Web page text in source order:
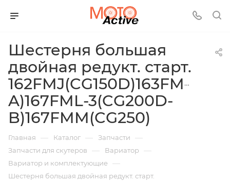
Шестерня большая
двойная редукт. старт.
A)167FML-3(CG200D-
B)167FMM(CG250)
Главная — Каталог — Запчасти —
Запчасти для скутеров — Вариатор —
Вариатор и комплектующие —
Шестерня большая двойная редукт. старт.